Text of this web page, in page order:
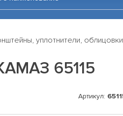
уплотнители, облицовки
65115
Артикул: